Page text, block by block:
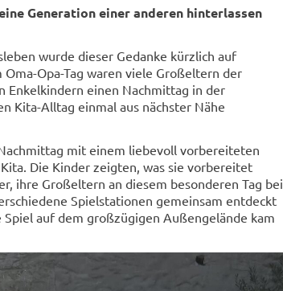
Generation einer anderen hinterlassen
wurde dieser Gedanke kürzlich auf
Opa-Tag waren viele Großeltern der
Enkelkindern einen Nachmittag in der
Kita-Alltag einmal aus nächster Nähe
mit einem liebevoll vorbereiteten
Die Kinder zeigten, was sie vorbereitet
ihre Großeltern an diesem besonderen Tag bei
Spielstationen gemeinsam entdeckt
auf dem großzügigen Außengelände kam